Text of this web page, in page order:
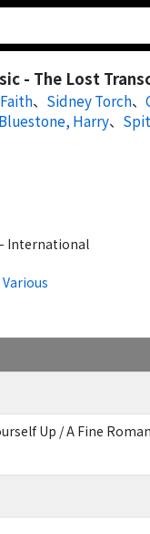
- The Lost
、 Sidney Torch、
Bluestone, Harry、
- International
Up / A Fine